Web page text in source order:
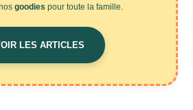
goodies pour toute la famille.
LES ARTICLES